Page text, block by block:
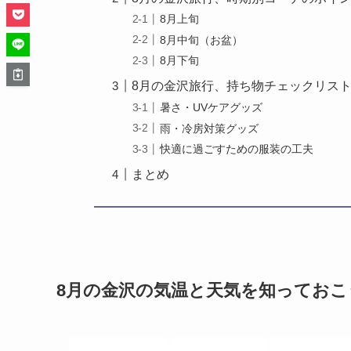
8月上旬
8月中旬（お盆）
8月下旬
8月の金沢旅行、持ち物チェックリス
暑さ・UVケアグッズ
雨・冷房対策グッズ
快適に過ごすための服装の工夫
まとめ
8月の金沢の気温と天気を知ってお